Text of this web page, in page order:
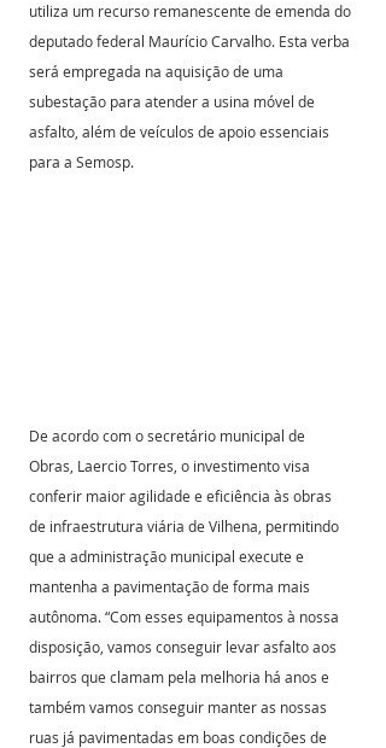
utiliza um recurso remanescente de emenda do
deputado federal Maurício Carvalho. Esta verba
será empregada na aquisição de uma
subestação para atender a usina móvel de
asfalto, além de veículos de apoio essenciais
para a Semosp.
De acordo com o secretário municipal de
Obras, Laercio Torres, o investimento visa
conferir maior agilidade e eficiência às obras
de infraestrutura viária de Vilhena, permitindo
que a administração municipal execute e
mantenha a pavimentação de forma mais
autônoma. “Com esses equipamentos à nossa
disposição, vamos conseguir levar asfalto aos
bairros que clamam pela melhoria há anos e
também vamos conseguir manter as nossas
ruas já pavimentadas em boas condições de